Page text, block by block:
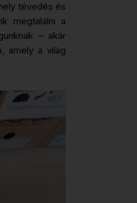
tévedés és
megtalálni a
– akár
amely a világ